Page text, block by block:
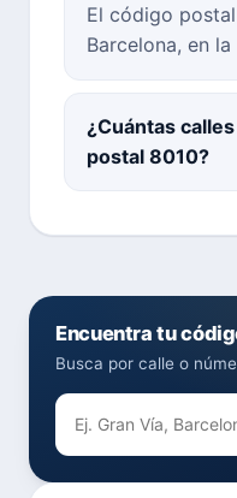
El código
Barcelona, en
¿Cuántas
postal 8010?
Encuentra tu
Busca por calle o